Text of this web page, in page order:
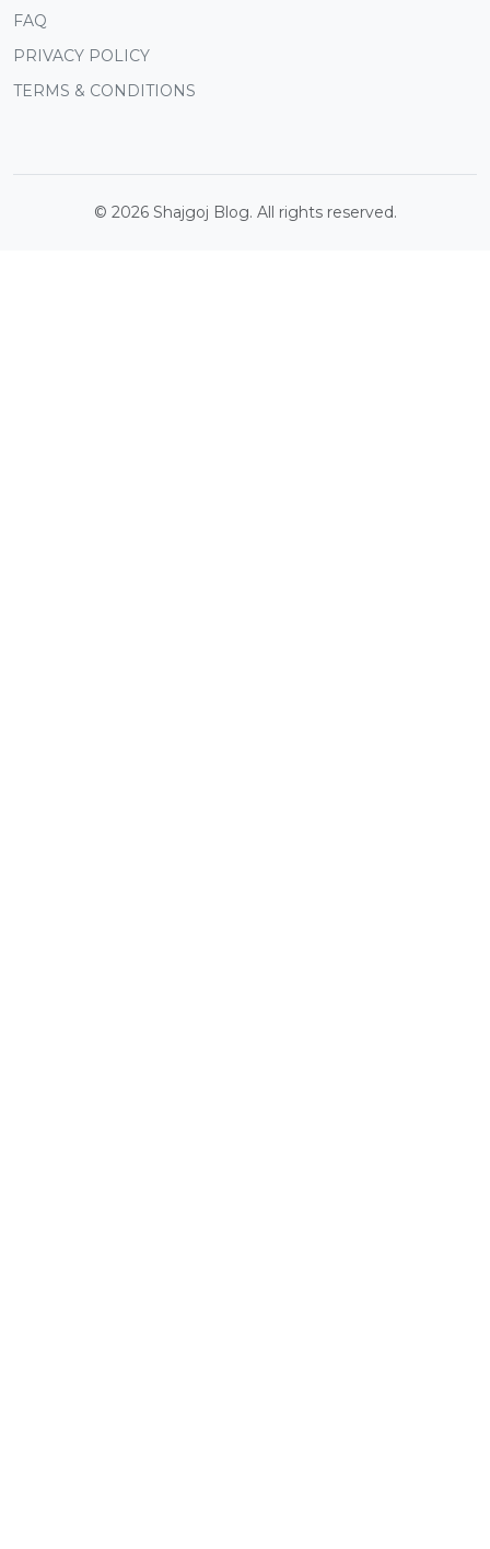
FAQ
PRIVACY POLICY
TERMS & CONDITIONS
© 2026 Shajgoj Blog. All rights reserved.